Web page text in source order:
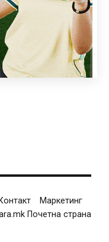
Контакт
Маркетинг
Почетна страна